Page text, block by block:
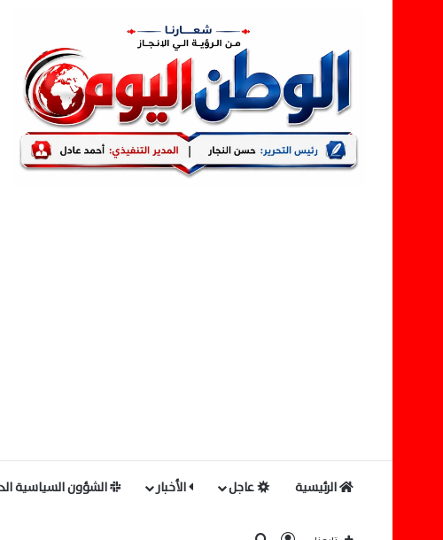
الرئيسية عاجل الأخبار الشؤون السياسية